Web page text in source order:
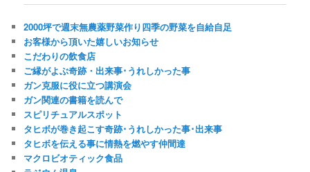
ナ
ビ
ゲ
ー
シ
ョ
ン
2000坪で週末無農薬野菜作り四季の野菜を自給自足
お客様から頂いた嬉しいお知らせ
こだわりの飲食店
ご縁がよぶ奇跡・出来事･うれしかった事
ガン克服に役に立つ講演会
ガン関連の書籍を読んで
スピリチュアルスポット
タヒボが巻き起こす奇跡･うれしかった事･出来事
タヒボを伝える事に情熱を燃やす仲間達
マクロビオティック食品